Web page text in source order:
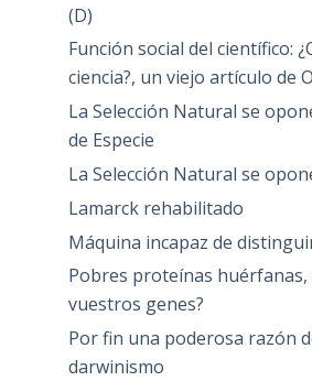
(D)
Función social del científico:
ciencia?, un viejo artículo de
La Selección Natural se
de Especie
La Selección Natural se
Lamarck rehabilitado
Máquina incapaz de
Pobres proteínas huérfanas,
vuestros genes?
Por fin una poderosa razón
darwinismo